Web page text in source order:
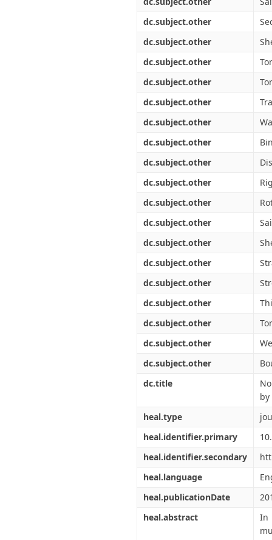
dc.subject.other
dc.subject.other
dc.subject.other
dc.subject.other
dc.subject.other
dc.subject.other
dc.subject.other
dc.subject.other
dc.subject.other
dc.subject.other
dc.subject.other
dc.subject.other
dc.subject.other
dc.subject.other
dc.subject.other
dc.subject.other
dc.subject.other
dc.subject.other
dc.title
by
heal.type
heal.identifier.primary
heal.identifier.secondary
heal.language
heal.publicationDate
heal.abstract
In